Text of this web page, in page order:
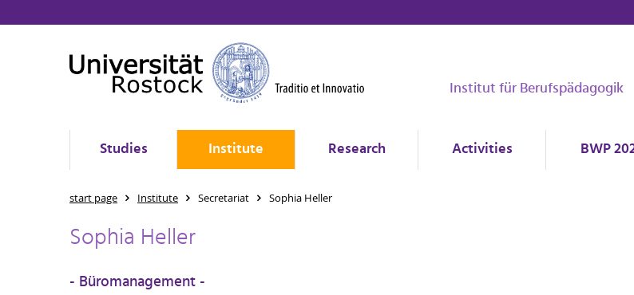
Institut für Berufspädagogik
Studies Institute Research Activities BWP
start page Institute Secretariat Sophia Heller
Sophia Heller
- Büromanagement -